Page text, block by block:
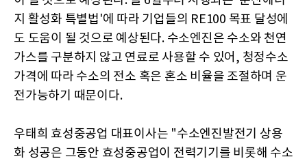
지 활성화 특별법'에 따라 기업들의 RE100 목표 달성에
도 도움이 될 것으로 예상된다. 수소엔진은 수소와 천연
가스를 구분하지 않고 연료로 사용할 수 있어, 청정수소
가격에 따라 수소의 전소 혹은 혼소 비율을 조절하며 운
전가능하기 때문이다.
우태희 효성중공업 대표이사는 "수소엔진발전기 상용
화 성공은 그동안 효성중공업이 전력기기를 비롯해 수소